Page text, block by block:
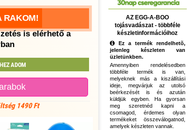
RAKOM!
is elérhető a
ADOM
1490 Ft
AZ EGG-A-BOO
tojásvadászat - többféle
készletinformációihoz
Ez a termék rendelhetõ,
jelenleg készleten van
üzletünkben.
Amennyiben rendelésedben
többféle termék is van,
melyeknek más a kiszállítási
ideje, megvárjuk az utolsó
beérkezését is és azután
küldjük egyben. Ha gyorsan
meg szeretnéd kapni a
csomagod, érdemes olyan
termékeket összeválogatnod,
amelyek készleten vannak.